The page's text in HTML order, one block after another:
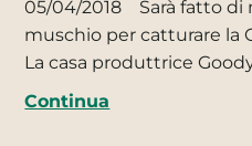
05/04/2018
Sarà fatto di
muschio per catturare la
La casa produttrice
Continua